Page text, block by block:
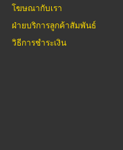
โฆษณากับเรา
ฝ่ายบริการลูกค้าสัมพันธ์
วิธีการชำระเงิน